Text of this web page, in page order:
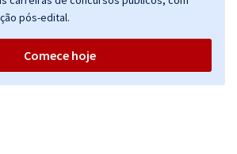
pós-edital.
Comece hoje